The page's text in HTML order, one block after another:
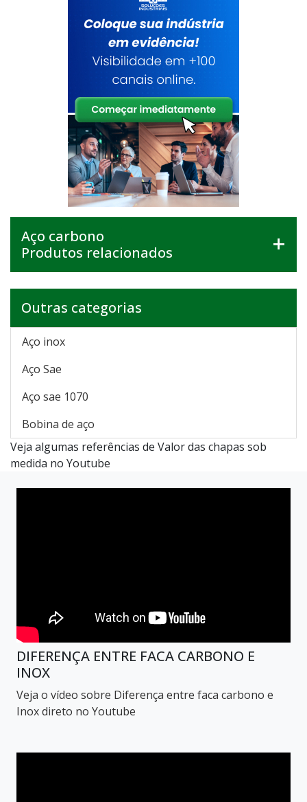
Aço carbono
Produtos relacionados
Outras categorias
Aço inox
Aço Sae
Aço sae 1070
Bobina de aço
Veja algumas referências de Valor das chapas sob
medida no Youtube
DIFERENÇA ENTRE FACA CARBONO E
INOX
Veja o vídeo sobre Diferença entre faca carbono e
Inox direto no Youtube